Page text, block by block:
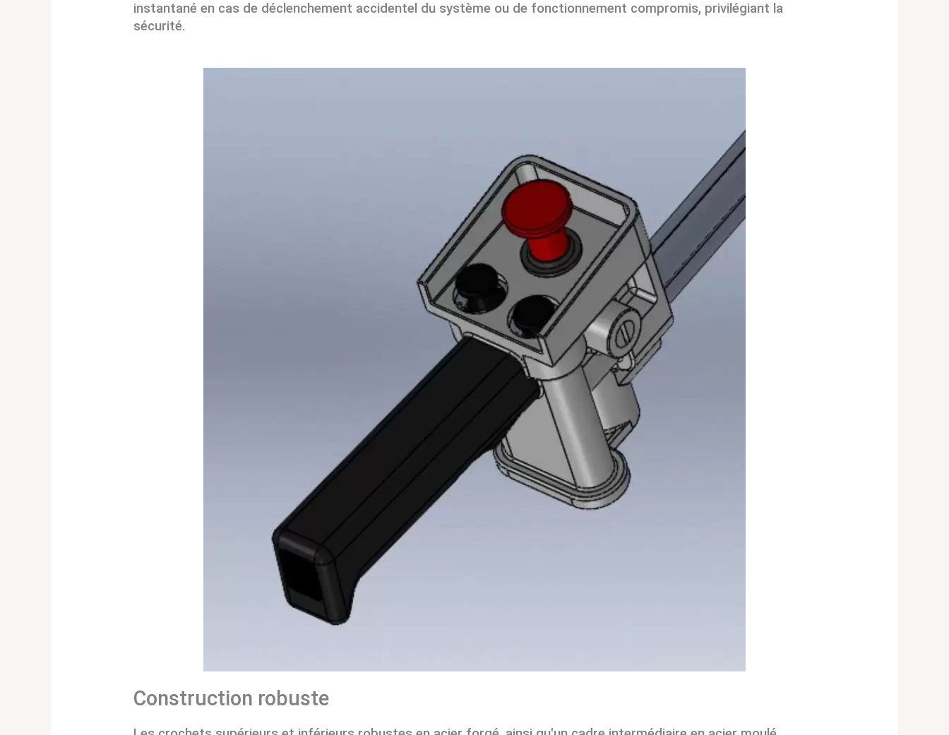
instantané en cas de déclenchement accidentel du système ou de fonctionnement compromis, privilégiant la
sécurité.
Construction robuste